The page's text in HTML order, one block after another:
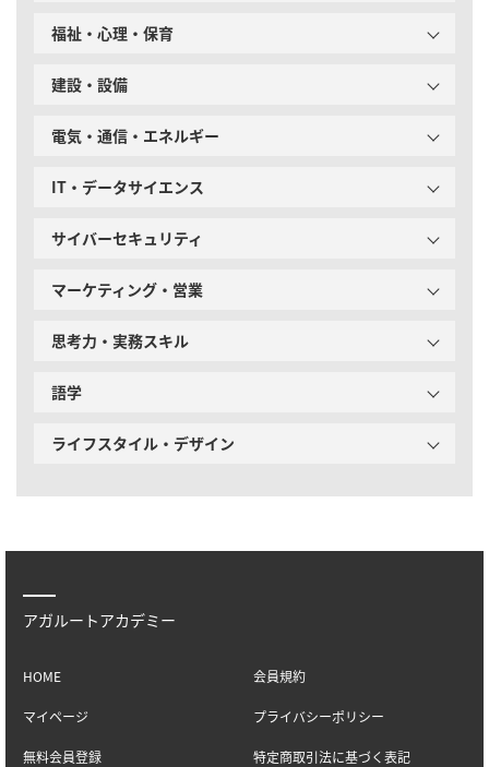
福祉・心理・保育
建設・設備
電気・通信・エネルギー
IT・データサイエンス
サイバーセキュリティ
マーケティング・営業
思考力・実務スキル
語学
ライフスタイル・デザイン
アガルートアカデミー
HOME
マイページ
無料会員登録
会員規約
プライバシーポリシー
特定商取引法に基づく表記